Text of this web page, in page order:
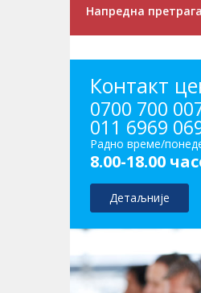
Напредна претрага
Контакт
0700 700
011 6969
Радно време/
8.00-18.00
Детаљније